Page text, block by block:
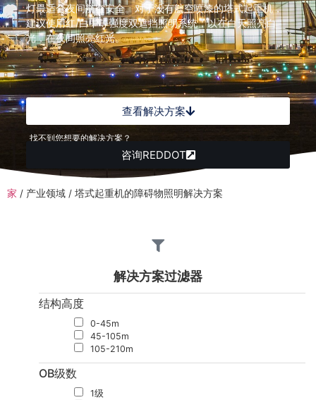
灯最适合夜间航空安全。对于没有航空喷漆的塔式起重机，
建议使用红/白中等强度双遮挡照明系统，以在白天照亮白
光，在夜间照亮红光。
查看解决方案
找不到您想要的解决方案？
咨询REDDOT
家 / 产业领域 / 塔式起重机的障碍物照明解决方案
解决方案过滤器
结构高度
0-45m
45-105m
105-210m
OB级数
1级